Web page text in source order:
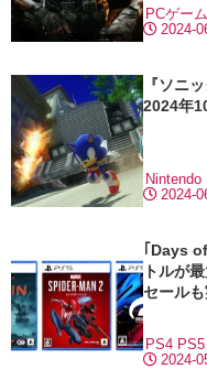
2024-
PCゲーム
『ソニ
2024年
2024-
Nintendo
｢Days
トルが
セール
2024-
PS4 PS5